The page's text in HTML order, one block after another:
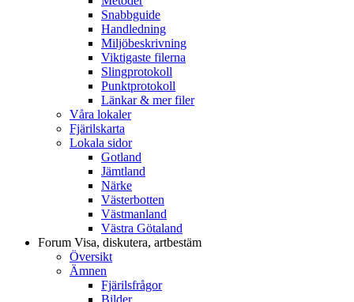
Snabbguide
Handledning
Miljöbeskrivning
Viktigaste filerna
Slingprotokoll
Punktprotokoll
Länkar & mer filer
Våra lokaler
Fjärilskarta
Lokala sidor
Gotland
Jämtland
Närke
Västerbotten
Västmanland
Västra Götaland
Forum Visa, diskutera, artbestäm
Översikt
Ämnen
Fjärilsfrågor
Bilder